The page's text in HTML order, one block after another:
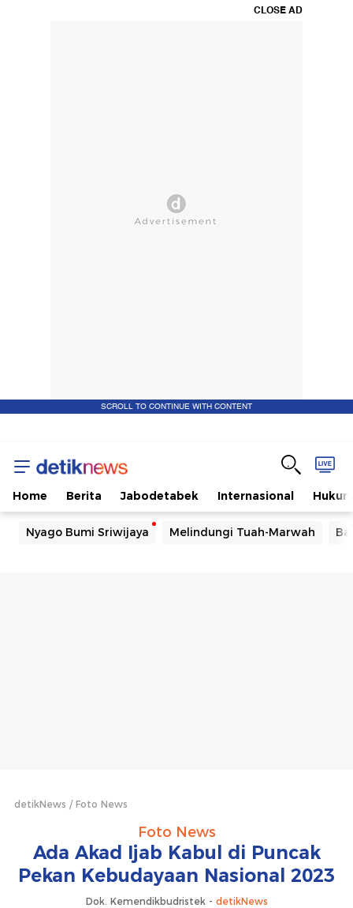
CLOSE AD
SCROLL TO CONTINUE WITH CONTENT
Home Berita Jabodetabek Internasional Hukum
Nyago Bumi Sriwijaya Melindungi Tuah-Marwah
detikNews Foto News
Foto News
Ada Akad Ijab Kabul di Puncak
Pekan Kebudayaan Nasional 2023
Dok. Kemendikbudristek - detikNews